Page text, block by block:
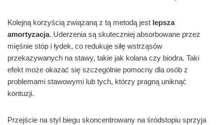
Kolejną korzyścią związaną z tą metodą jest lepsza
amortyzacja. Uderzenia są skuteczniej absorbowane przez
mięśnie stóp i łydek, co redukuje siłę wstrząsów
przekazywanych na stawy, takie jak kolana czy biodra. Taki
efekt może okazać się szczególnie pomocny dla osób z
problemami stawowymi lub tych, którzy pragną uniknąć
kontuzji.
Przejście na styl biegu skoncentrowany na śródstopiu sprzyja